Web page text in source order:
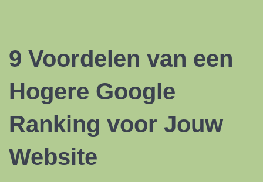
9 Voordelen van een
Hogere Google
Ranking voor Jouw
Website